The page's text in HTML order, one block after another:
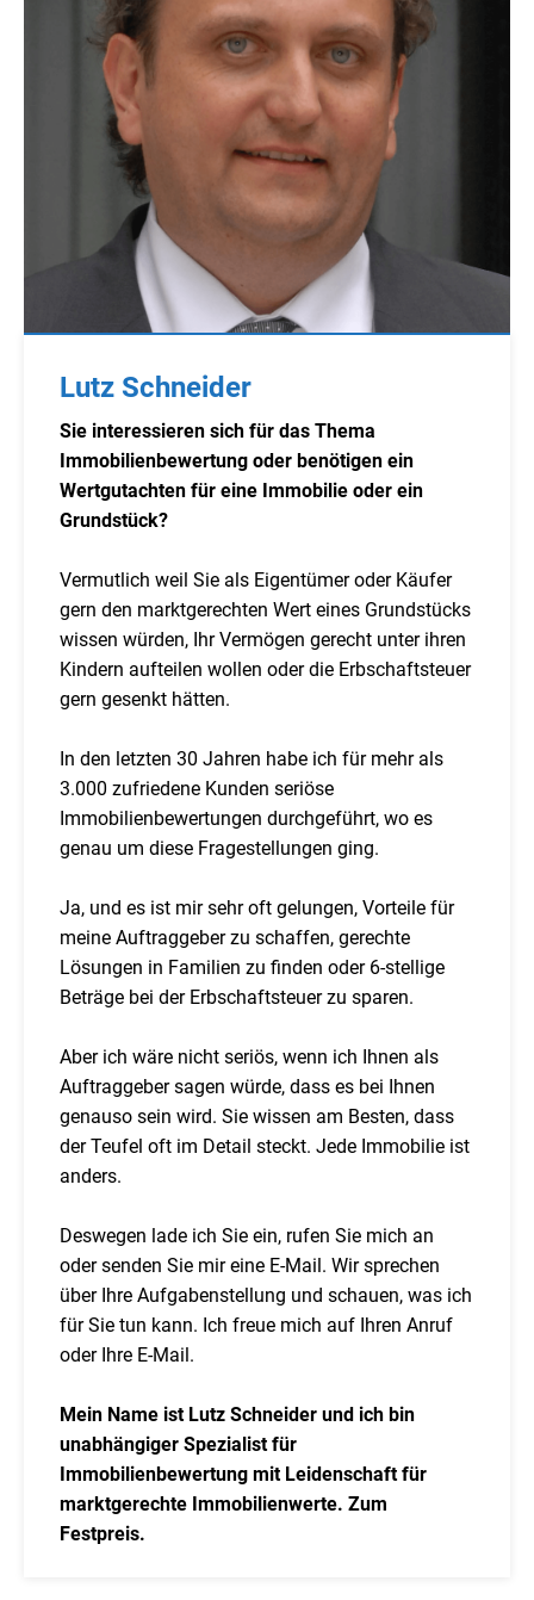
Lutz Schneider
Sie interessieren sich für das Thema
Immobilienbewertung oder benötigen ein
Wertgutachten für eine Immobilie oder ein
Grundstück?
Vermutlich weil Sie als Eigentümer oder Käufer
gern den marktgerechten Wert eines Grundstücks
wissen würden, Ihr Vermögen gerecht unter ihren
Kindern aufteilen wollen oder die Erbschaftsteuer
gern gesenkt hätten.
In den letzten 30 Jahren habe ich für mehr als
3.000 zufriedene Kunden seriöse
Immobilienbewertungen durchgeführt, wo es
genau um diese Fragestellungen ging.
Ja, und es ist mir sehr oft gelungen, Vorteile für
meine Auftraggeber zu schaffen, gerechte
Lösungen in Familien zu finden oder 6-stellige
Beträge bei der Erbschaftsteuer zu sparen.
Aber ich wäre nicht seriös, wenn ich Ihnen als
Auftraggeber sagen würde, dass es bei Ihnen
genauso sein wird. Sie wissen am Besten, dass
der Teufel oft im Detail steckt. Jede Immobilie ist
anders.
Deswegen lade ich Sie ein, rufen Sie mich an
oder senden Sie mir eine E-Mail. Wir sprechen
über Ihre Aufgabenstellung und schauen, was ich
für Sie tun kann. Ich freue mich auf Ihren Anruf
oder Ihre E-Mail.
Mein Name ist Lutz Schneider und ich bin
unabhängiger Spezialist für
Immobilienbewertung mit Leidenschaft für
marktgerechte Immobilienwerte. Zum
Festpreis.